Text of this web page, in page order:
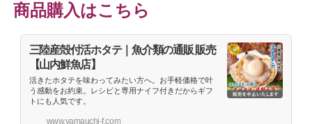
商品購入はこちら
三陸産殻付活ホタテ｜魚介類の通販 販売
【山内鮮魚店】
活きたホタテを味わってみたい方へ。お手軽価格で叶
う感動をお約束。レシピと専用ナイフ付きだからギフ
トにも人気です。
www.yamauchi-f.com